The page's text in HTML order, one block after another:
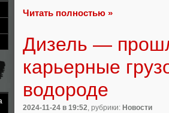
Читать полностью »
Дизель —
карьерные
водороде
2024-11-24 в 19:52, рубрики: Новости